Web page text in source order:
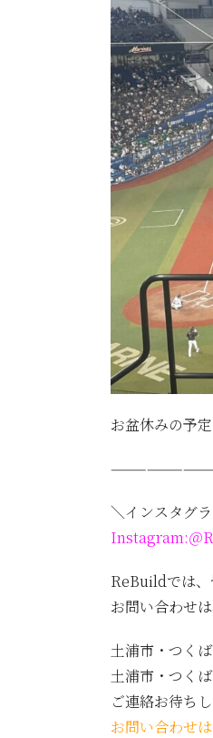
お盆休みの予
＼インスタグ
Instagram:＠
ReBuildでは、
お問い合わせは
土浦市・つく
土浦市・つく
ご連絡お待ち
お問い合わせ